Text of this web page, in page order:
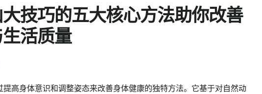
技巧的五大核心方法助你改善
活质量
高身体意识和调整姿态来改善身体健康的独特方法。它基于对自然动